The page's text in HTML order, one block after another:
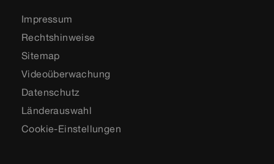
Impressum
Rechtshinweise
Sitemap
Videoüberwachung
Datenschutz
Länderauswahl
Cookie-Einstellungen